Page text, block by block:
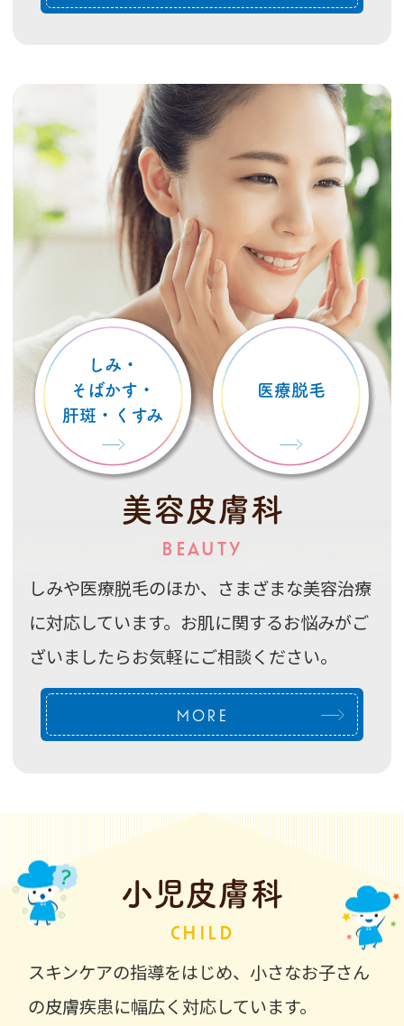
しみ・
そばかす・
肝斑・くすみ
医療脱毛
美容皮膚科
BEAUTY
ざいましたらお気軽にご相談ください。
小児皮膚科
CHILD